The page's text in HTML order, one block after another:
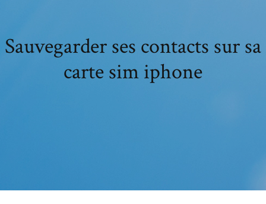
Sauvegarder ses contacts sur sa
carte sim iphone